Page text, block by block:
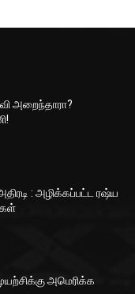
அறைந்தாரா?
: அழிக்கப்பட்ட ரஷ்ய
அமெரிக்க